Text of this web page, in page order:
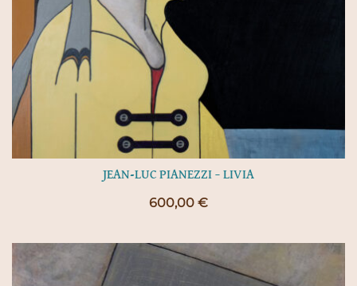
JEAN-LUC PIANEZZI – LIVIA
600,00 €